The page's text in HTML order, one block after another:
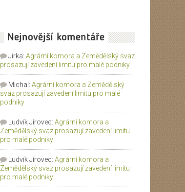
Nejnovější komentáře
Jirka: Agrární komora a Zemědělský svaz
prosazují zavedení limitu pro malé podniky
Michal : Agrární komora a Zemědělský
svaz prosazují zavedení limitu pro malé
podniky
Ludvík Jírovec: Agrární komora a
Zemědělský svaz prosazují zavedení limitu
pro malé podniky
Ludvík Jírovec: Agrární komora a
Zemědělský svaz prosazují zavedení limitu
pro malé podniky